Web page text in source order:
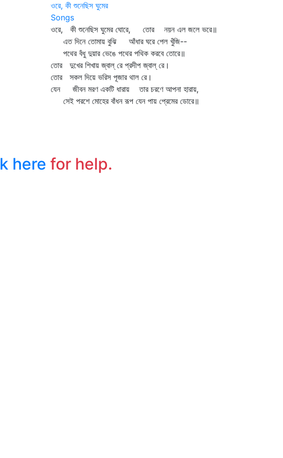
ওরে, কী শুনেছিস ঘুমের
Songs
ওরে, কী শুনেছিস ঘুমের ঘোরে, তোর নয়ন এল জলে ভরে॥
এত দিনে তোমায় বুঝি আঁধার ঘরে পেল খুঁজি--
পথের বঁধু দুয়ার ভেঙে পথের পথিক করবে তোরে॥
তোর দুখের শিখায় জ্বাল্‌ রে প্রদীপ জ্বাল্‌ রে।
তোর সকল দিয়ে ভরিস পূজার থাল রে।
যেন জীবন মরণ একটি ধারায় তার চরণে আপনা হারায়,
সেই পরশে মোহের বাঁধন রূপ যেন পায় প্রেমের ডোরে॥
here for help.